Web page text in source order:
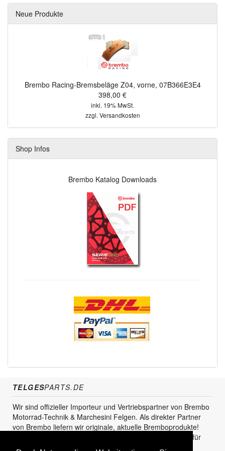
Neue Produkte
Brembo Racing-Bremsbeläge Z04, vorne, 07B366E3E4
398,00 €
inkl. 19% MwSt.
zzgl. Versandkosten
Shop Infos
Brembo Katalog Downloads
TELGESPARTS.DE
Wir sind offizieller Importeur und Vertriebspartner von Brembo
Motorrad-Technik & Marchesini Felgen. Als direkter Partner
von Brembo liefern wir originale, aktuelle Bremboprodukte!
Unser Service steht sowohl für den Endkunden als auch für